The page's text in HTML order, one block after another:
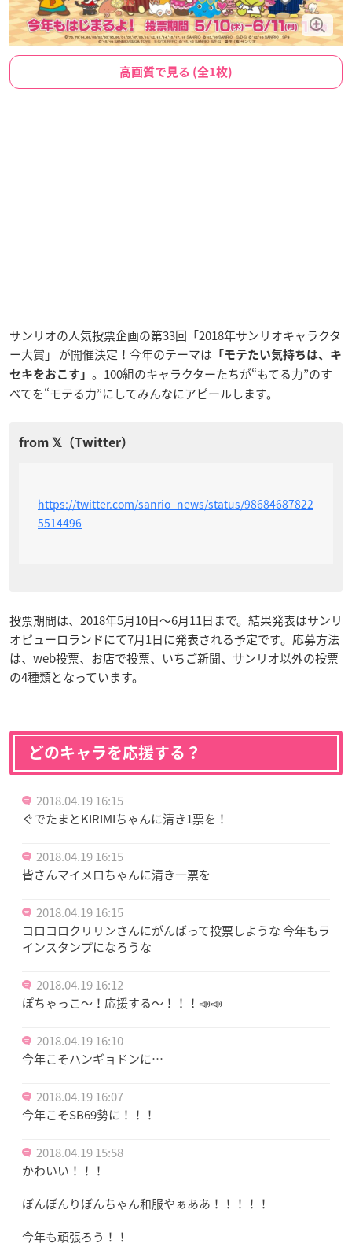
高画質で見る (全1枚)
サンリオの人気投票企画の第33回「2018年サンリオキャラクタ
ー大賞」 が開催決定！今年のテーマは 「モテたい気持ちは、キ
セキをおこす」 。100組のキャラクターたちが“もてる力”のす
べてを“モテる力”にしてみんなにアピールします。
https://twitter.com/sanrio_news/status/98684687822
5514496
投票期間は、2018年5月10日〜6月11日まで。結果発表はサンリ
オピューロランドにて7月1日に発表される予定です。応募方法
は、web投票、お店で投票、いちご新聞、サンリオ以外の投票
の4種類となっています。
どのキャラを応援する？
2018.04.19 16:15
ぐでたまとKIRIMIちゃんに清き1票を！
2018.04.19 16:15
皆さんマイメロちゃんに清き一票を
2018.04.19 16:15
コロコロクリリンさんにがんばって投票しような 今年もラ
インスタンプになろうな
2018.04.19 16:12
ぽちゃっこ〜！応援する〜！！！📣📣
2018.04.19 16:10
今年こそハンギョドンに…
2018.04.19 16:07
今年こそSB69勢に！！！
2018.04.19 15:58
かわいい！！！
ぼんぼんりぼんちゃん和服やぁああ！！！！！
今年も頑張ろう！！